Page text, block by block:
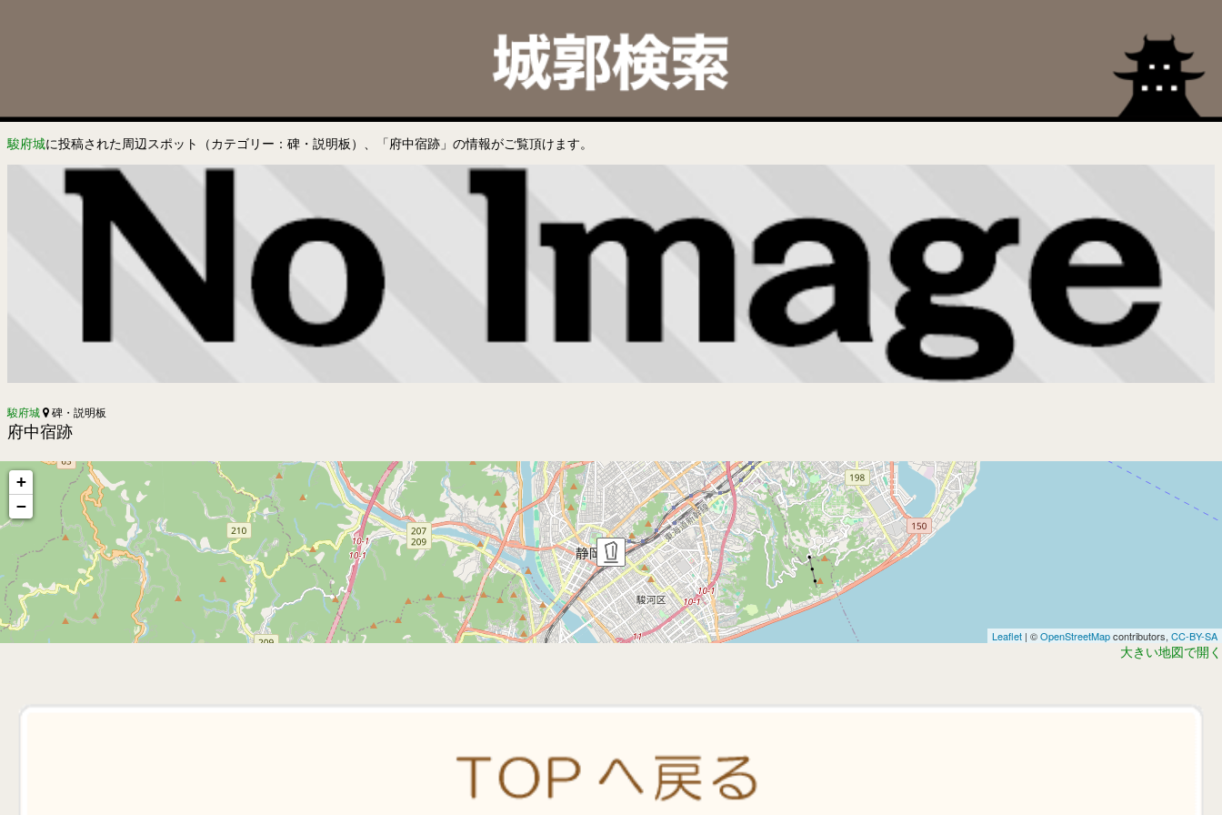
駿府城に投稿された周辺スポット（カテゴリー：碑・説明板）、「府中宿跡」の情報がご覧頂けます。
駿府城 碑・説明板
府中宿跡
+
−
Leaflet | ©OpenStreetMapcontributors, CC-BY-SA
大きい地図で開く